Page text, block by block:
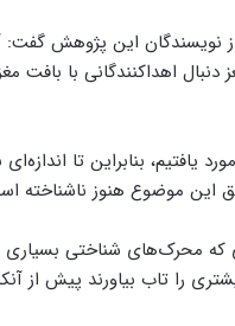
نویسندگان این پژوهش
دنبال اهداکنندگانی با بافت
دکتر دفیریش گفت: بین تمام اهداکنندگان ۱۲
این موضوع هنوز ناشناخته
محرک‌های شناختی بسیاری
را تاب بیاورند پیش از